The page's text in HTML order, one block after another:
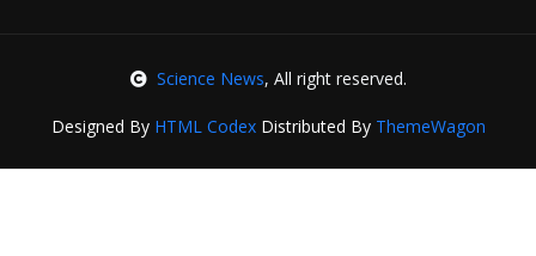
Science News, All right reserved.
Designed By HTML CodexDistributed By ThemeWagon